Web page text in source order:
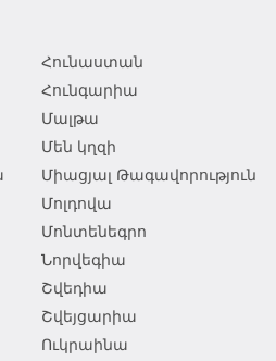
Հունաստան
Հունգարիա
Մալթա
Մեն կղզի
Միացյալ Թագավորություն
Մոլդովա
Մոնտենեգրո
Նորվեգիա
Շվեդիա
Շվեյցարիա
Ուկրաինա